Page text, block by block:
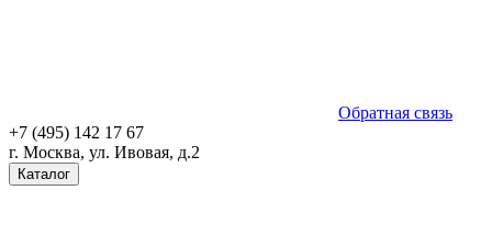
Обратная связь
+7 (495) 142 17 67
г. Москва, ул. Ивовая, д.2
Каталог